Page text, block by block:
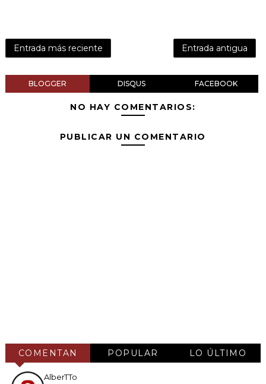
Entrada más reciente Entrada antigua
BLOGGER DISQUS FACEBOOK
NO HAY COMENTARIOS:
PUBLICAR UN COMENTARIO
COMENTAN POPULAR LO ÚLTIMO
AlberTTo